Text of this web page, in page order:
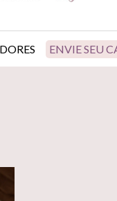
ENVIE SEU